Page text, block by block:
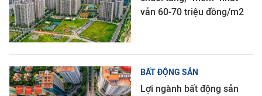
vẫn 60-70 triệu đồng/m2
BẤT ĐỘNG SẢN
Lợi ngành bất động sản